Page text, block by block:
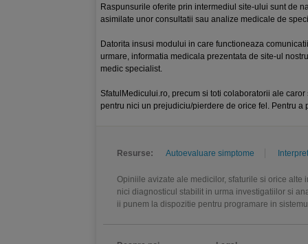
Raspunsurile oferite prin intermediul site-ului sunt de
asimilate unor consultatii sau analize medicale de
Datorita insusi modului in care functioneaza
urmare, informatia medicala prezentata de site-ul
medic specialist.
SfatulMedicului.ro, precum si toti colaboratorii ale
pentru nici un prejudiciu/pierdere de orice fel. Pentru
Resurse: Autoevaluare simptome
Opiniile avizate ale medicilor, sfaturile si orice
nici diagnosticul stabilit in urma investigatiilor si
ii punem la dispozitie pentru programare in